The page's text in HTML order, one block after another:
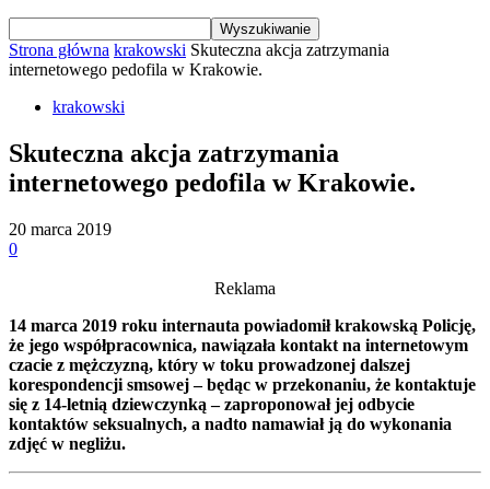
Strona główna krakowski Skuteczna akcja zatrzymania
internetowego pedofila w Krakowie.
krakowski
Skuteczna akcja zatrzymania
internetowego pedofila w Krakowie.
20 marca 2019
0
Reklama
14 marca 2019 roku internauta powiadomił krakowską Policję,
że jego współpracownica, nawiązała kontakt na internetowym
czacie z mężczyzną, który w toku prowadzonej dalszej
korespondencji smsowej – będąc w przekonaniu, że kontaktuje
się z 14-letnią dziewczynką – zaproponował jej odbycie
kontaktów seksualnych, a nadto namawiał ją do wykonania
zdjęć w negliżu.